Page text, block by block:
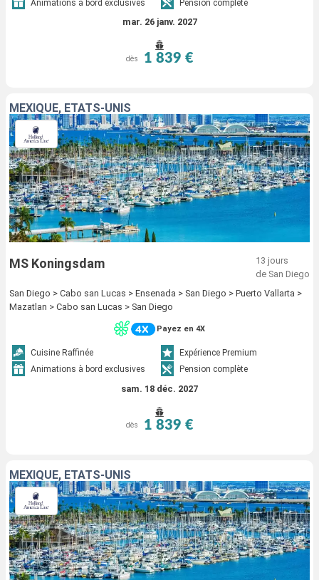
Animations à bord exclusives Pension complète
mar. 26 janv. 2027
dès 1 839 €
MEXIQUE, ÉTATS-UNIS
MS Koningsdam
13 jours
de San Diego
San Diego > Cabo san Lucas > Ensenada > San Diego > Puerto Vallarta >
Mazatlan > Cabo san Lucas > San Diego
Payez en 4X
Cuisine Raffinée
Expérience Premium
Animations à bord exclusives
Pension complète
sam. 18 déc. 2027
dès 1 839 €
MEXIQUE, ÉTATS-UNIS